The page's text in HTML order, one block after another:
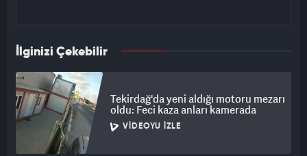
İlginizi Çekebilir
Tekirdağ'da yeni aldığı motoru mezarı
oldu: Feci kaza anları kamerada
VIDEOYU İZLE